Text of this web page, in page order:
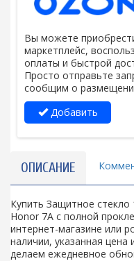
Вы можете
маркетплейс,
оплаты и быстрой
Просто отправьте
сообщим о
Добавить
ОПИСАНИЕ
Купить Защитное
Honor 7A с полной
интернет-магазине или
наличии, указанная
делаем ежедневное